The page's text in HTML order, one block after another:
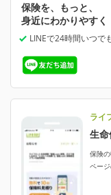
選ばれる理由・評判
ライフネット
ライフネット生
評判・口コミ
ご契約者さまに
申し込みガイド
ご契約の流れと必要
女性保険
女性特有の病気に
就業不能保険
就業不能状態に備
認知症・MCIに
保険料の支払い方
受取人・指定代
中断したお申し
お申し込み後の状
減額・解約・追
ご契約者さま向け各
保険金・給付金のご
業績・財務情報
保険金等の支払状況
採用情報
生命保険マニフェス
ライフネット生命
保険相談サービス
よくあるご質問
資料請求
保険を、もっと、
身近にわかりやすく
LINEで24時間いつで
ライ
生
保険
ペー